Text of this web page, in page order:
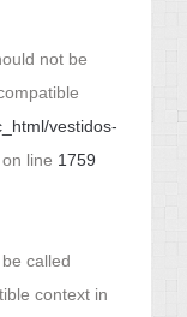
not be
vestidos-
on line 1759
called
context in